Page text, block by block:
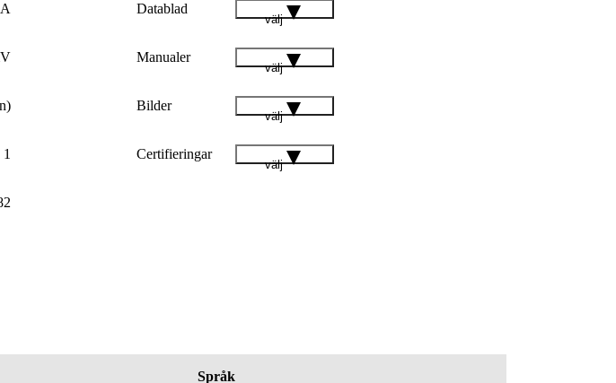
1
Datablad
välj
Manualer
välj
Bilder
välj
Certifieringar
välj
Språk